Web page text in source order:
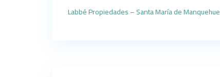
Labbé Propiedades – Santa María de Manquehue